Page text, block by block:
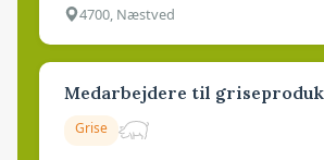
4700, Næstved
Medarbejdere til
Grise